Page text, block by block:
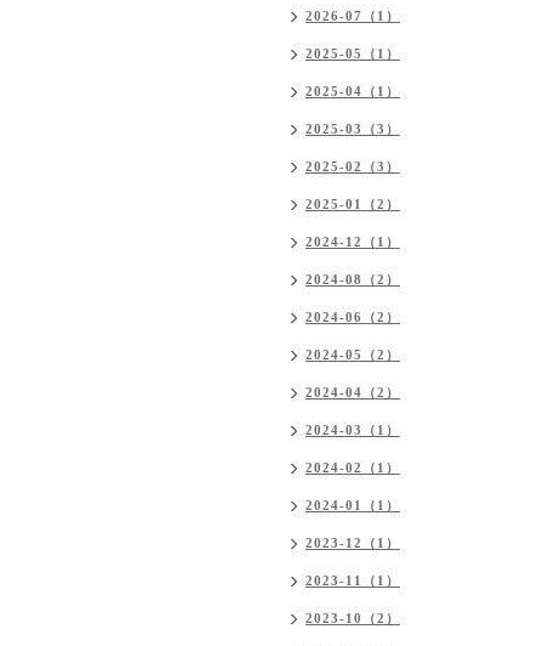
2026-07（1）
2025-05（1）
2025-04（1）
2025-03（3）
2025-02（3）
2025-01（2）
2024-12（1）
2024-08（2）
2024-06（2）
2024-05（2）
2024-04（2）
2024-03（1）
2024-02（1）
2024-01（1）
2023-12（1）
2023-11（1）
2023-10（2）